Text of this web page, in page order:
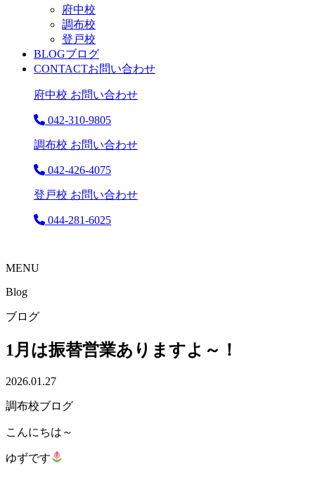
府中校
調布校
登戸校
BLOGブログ
CONTACTお問い合わせ
府中校 お問い合わせ
042-310-9805
調布校 お問い合わせ
042-426-4075
登戸校 お問い合わせ
044-281-6025
MENU
Blog
ブログ
1月は振替営業ありますよ～！
2026.01.27
調布校ブログ
こんにちは～
ゆずです